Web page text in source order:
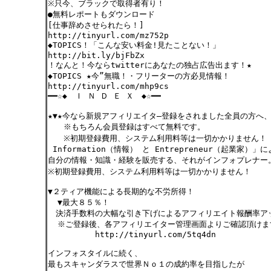
※只今、ブラックで取得者有り！
●無料レポートもダウンロード
[仕事辞めさせられたら！]
http://tinyurl.com/mz752p
◆TOPICS！「こんな安い料金!見たことない！」
http://bit.ly/bjFbZx
！なんと！今ならtwitterにあなたの独占広告出ます！★
◆TOPICS ★今”無職！・フリーターの方必見情報！
http://tinyurl.com/mhp9cs
━━☆◆ Ｉ Ｎ Ｄ Ｅ Ｘ ◆☆━━
★▼★今なら新規アフィリエイタ―登録をされました全員の方へ、
※もちろん会員登録はすべて無料です。
※初期登録費用、システム利用料等は一切かかりません！
Information（情報） と Entrepreneur（起業家）」によ
自分の情報・知識・経験を販売する、それがインフォプレナー
※初期登録費用、システム利用料等は一切かかりません！
▼２ティア機能による長期的な不労所得！
▼最大８５％！
決済手数料の大幅な引き下げによるアフィリエイト報酬率ア
※ご登録後、各アフィリエイター管理画面よりご確認頂けま
http://tinyurl.com/5tq4dn
インフォスタイルに続く、
最もスキャンダラスで世界Ｎｏ１の成約率を目指したが